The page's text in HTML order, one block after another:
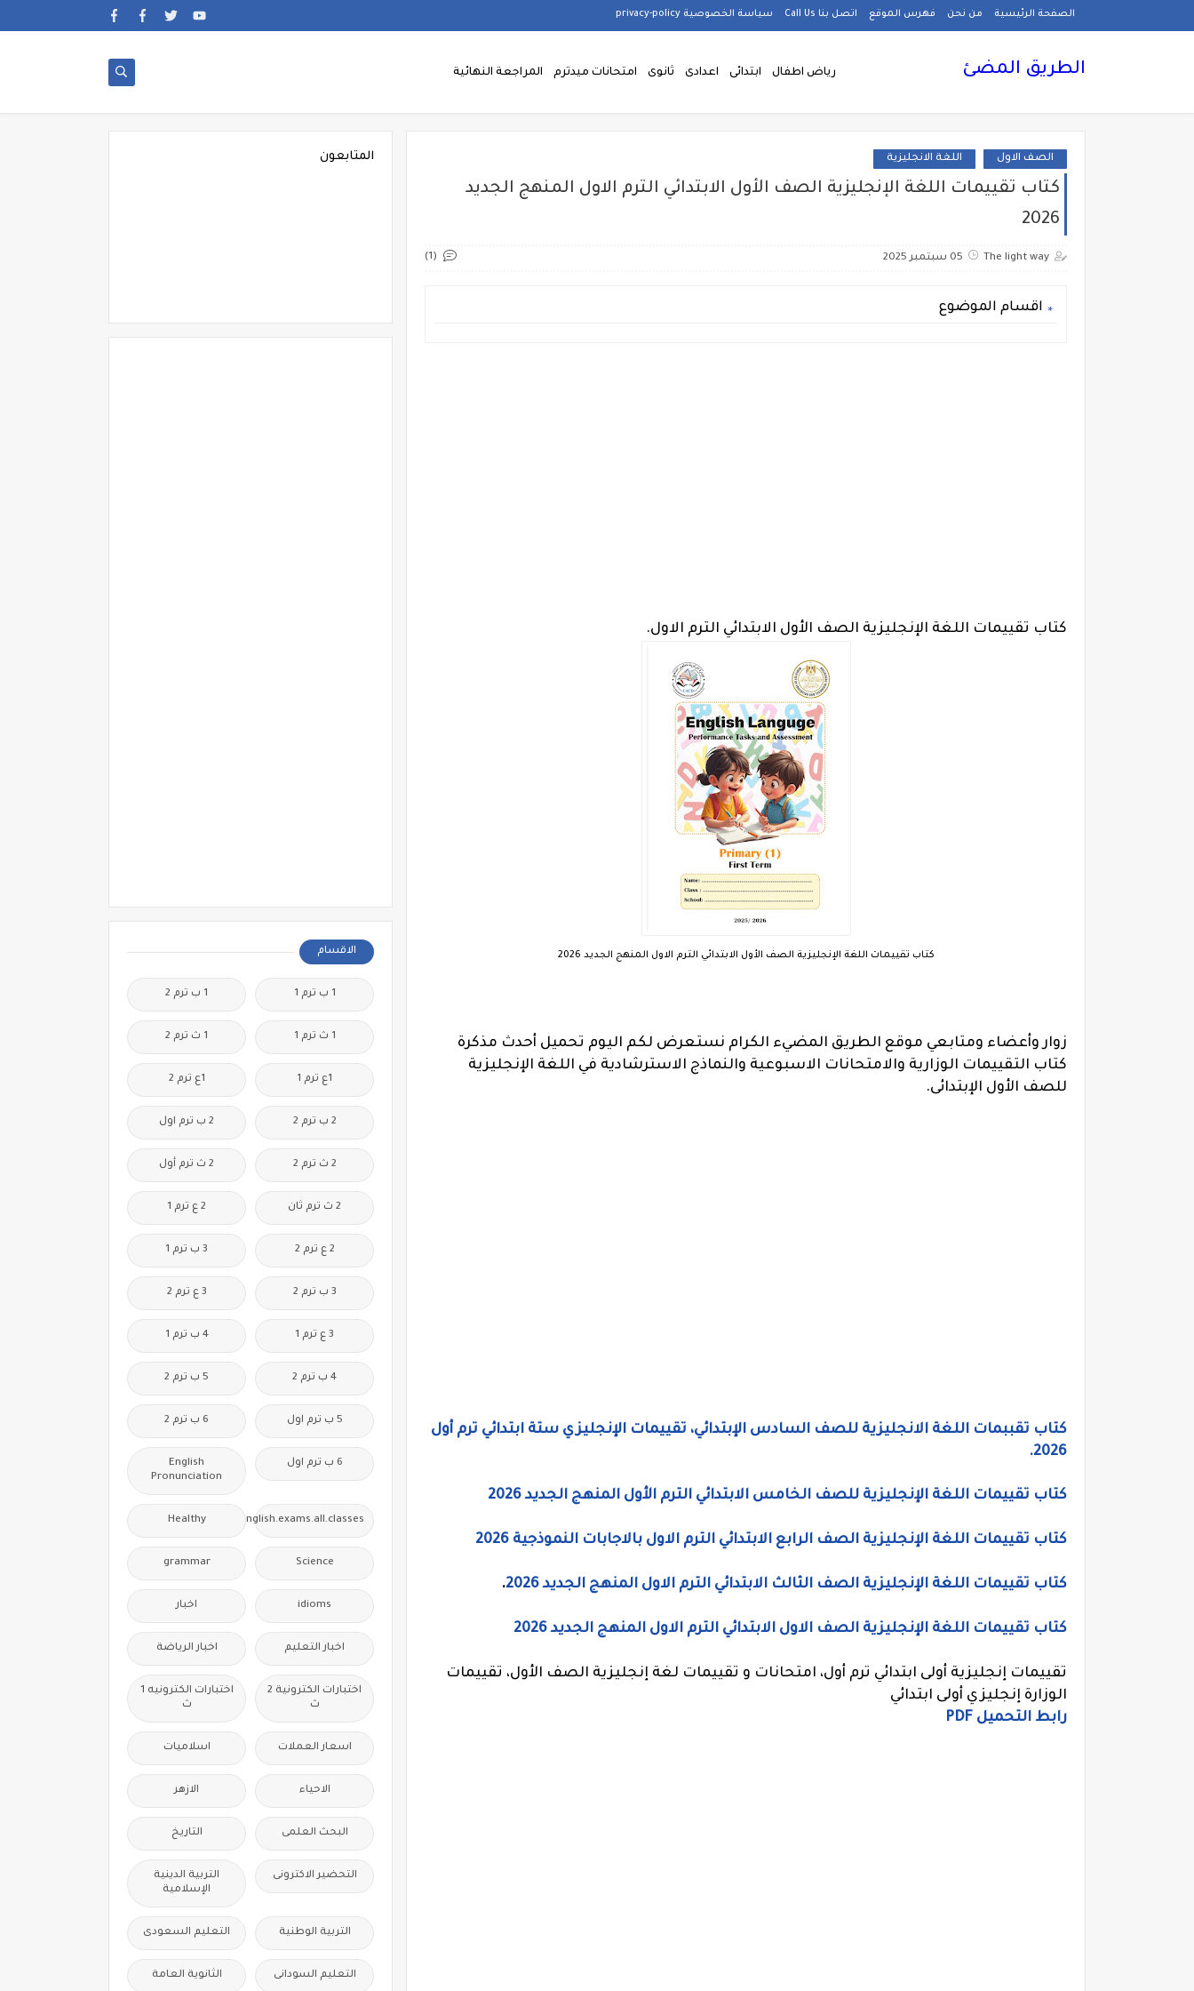
الصفحة الرئيسية من نحن فهرس الموقع اتصل بنا Call Us سياسة الخصوصية privacy-policy
الطريق المضئ رياض اطفال ابتدائى اعدادى ثانوى امتحانات ميدترم المراجعة النهائية
الصف الاول اللغة الانجليزية
كتاب تقييمات اللغة الإنجليزية الصف الأول الابتدائي الترم الاول المنهج الجديد
2026
The light way 05 سبتمبر 2025 (1)
اقسام الموضوع
كتاب تقييمات اللغة الإنجليزية الصف الأول الابتدائي الترم الاول.
كتاب تقييمات اللغة الإنجليزية الصف الأول الابتدائي الترم الاول المنهج الجديد 2026
زوار وأعضاء ومتابعي موقع الطريق المضيء الكرام نستعرض لكم اليوم تحميل أحدث مذكرة
كتاب التقييمات الوزارية والامتحانات الاسبوعية والنماذج الاسترشادية في اللغة الإنجليزية
للصف الأول الإبتدائى.
كتاب تقببمات اللغة الانجليزية للصف السادس الإبتدائي، تقييمات الإنجليزي ستة ابتدائي ترم أول
2026.
كتاب تقييمات اللغة الإنجليزية للصف الخامس الابتدائي الترم الأول المنهج الجديد 2026
كتاب تقييمات اللغة الإنجليزية الصف الرابع الابتدائي الترم الاول بالاجابات النموذجية 2026
كتاب تقييمات اللغة الإنجليزية الصف الثالث الابتدائي الترم الاول المنهج الجديد 2026 .
كتاب تقييمات اللغة الإنجليزية الصف الاول الابتدائي الترم الاول المنهج الجديد 2026
تقييمات إنجليزية أولى ابتدائي ترم أول، امتحانات و تقييمات لغة إنجليزية الصف الأول، تقييمات
الوزارة إنجليزي أولى ابتدائي
رابط التحميل PDF
المتابعون
الاقسام
1 ب ترم 1 1 ب ترم 2
1 ث ترم 1 1 ث ترم 2
1ع ترم 1 1ع ترم 2
2 ب ترم 2 2 ب ترم اول
2 ث ترم 2 2 ث ترم أول
2 ث ترم ثان 2 ع ترم 1
2 ع ترم 2 3 ب ترم 1
3 ب ترم 2 3 ع ترم 2
3 ع ترم 1 4 ب ترم 1
4 ب ترم 2 5 ب ترم 2
5 ب ترم اول 6 ب ترم 2
6 ب ترم اول
English
Pronunciation
Free.English.exams.all.classes
Healthy
Science
grammar
idioms اخبار
اخبار التعليم اخبار الرياضة
اختبارات الكترونية 2
ث
اختبارات الكترونيه 1
ث
اسعار العملات اسلاميات
الاحياء الازهر
البحث العلمى التاريخ
التحضير الاكترونى
التربية الدينية
الإسلامية
التربية الوطنية التعليم السعودى
التعليم السودانى الثانوية العامة